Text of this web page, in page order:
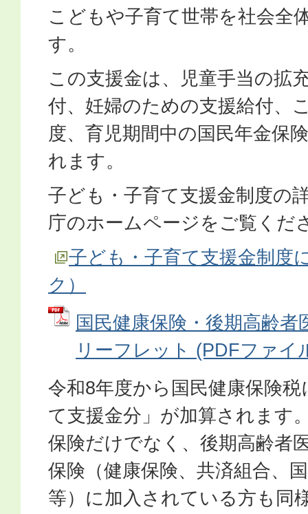
こどもや子育て世帯を社会全
す。
この支援金は、児童手当の拡
付、妊婦のための支援給付、
度、育児期間中の国民年金保
れます。
子ども・子育て支援金制度の
庁のホームページをご覧くだ
子ども・子育て支援金制度
ク）
国民健康保険・後期高齢者
リーフレット (PDFファイ
令和8年度から国民健康保険
て支援金分」が加算されます
保険だけでなく、後期高齢者
保険（健康保険、共済組合、
等）に加入されている方も同